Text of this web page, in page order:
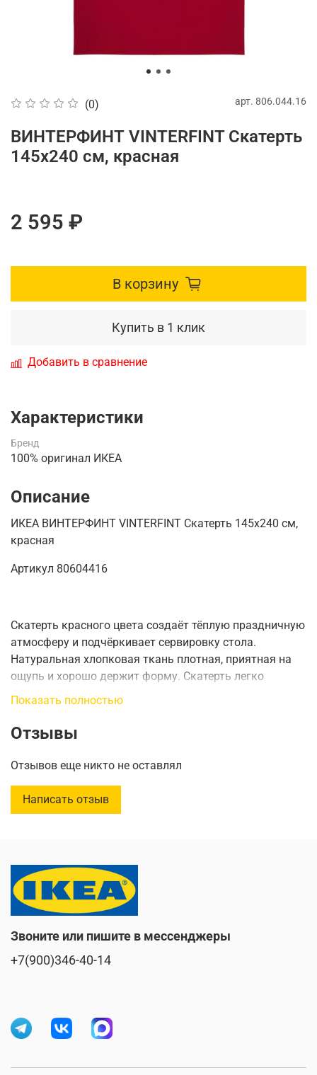
(0) арт. 806.044.16
ВИНТЕРФИНТ VINTERFINT Скатерть
145х240 см, красная
2 595 ₽
В корзину
Купить в 1 клик
Добавить в сравнение
Характеристики
Бренд
100% оригинал ИКЕА
Описание
ИКЕА ВИНТЕРФИНТ VINTERFINT Скатерть 145х240 см,
красная
Артикул 80604416
Скатерть красного цвета создаёт тёплую праздничную
атмосферу и подчёркивает сервировку стола.
Натуральная хлопковая ткань плотная, приятная на
ощупь и хорошо держит форму. Скатерть легко
стирается и подходит для повседневного
аккуратный внешний вид.
Длина:240 см
Ширина:145 см
Показать полностью
Отзывы
Отзывов еще никто не оставлял
Написать отзыв
Звоните или пишите в мессенджеры
+7(900)346-40-14